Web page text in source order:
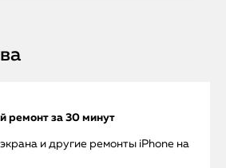
ремонт за 30 минут
и другие ремонты iPhone на